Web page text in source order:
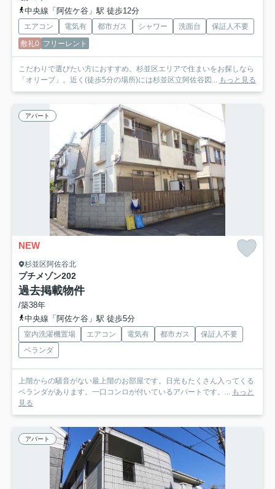
中央線「阿佐ケ谷」駅 徒歩12分
エアコン 電気有 都市ガス シャワー 洗面台
保証人不要
敷礼0 フリーレント
こだわりで選びたい方におすすめ。杉並区エリアで住まいをお探しなら
「オリーブ」。近く(徒歩5分の場所)には杉並区立阿佐谷図...
もっと見る
アパート
NEW
杉並区阿佐谷北
プチメゾン202
過去掲載物件
/築38年
中央線「阿佐ケ谷」駅 徒歩5分
室内洗濯機置場 エアコン 電気有 都市ガス
保証人不要
ベランダ
上階からの騒音がない最上階のお部屋です。日光もたくさん入ってくる
ベランダがあります。一口コンロが付いているアパートです。...
もっと
見る
アパート